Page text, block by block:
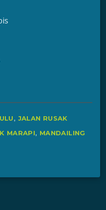
, JALAN RUSAK
MARAPI, MANDAILING